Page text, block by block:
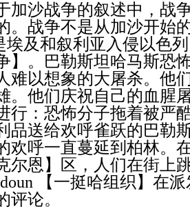
加沙战争的叙述中，战
。战争不是从加沙开始
埃及和叙利亚入侵以色
】。巴勒斯坦哈马斯恐
难以想象的大屠杀。他
。他们庆祝自己的血腥
行：恐怖分子拖着被严
品送给欢呼雀跃的巴勒
欢呼一直蔓延到柏林。
尔恩】区，人们在街上
【一挺哈组织】在
评论。